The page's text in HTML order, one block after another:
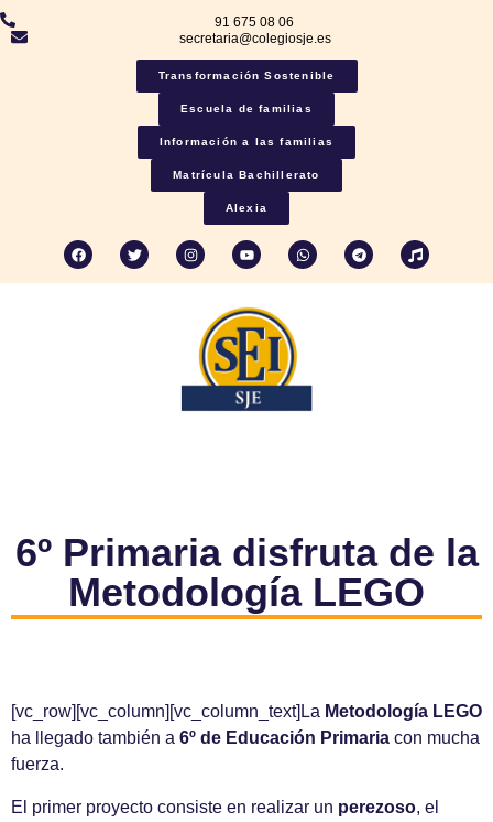
91 675 08 06
secretaria@colegiosje.es
Transformación Sostenible
Escuela de familias
Información a las familias
Matrícula Bachillerato
Alexia
6º Primaria disfruta de la
Metodología LEGO
[vc_row][vc_column][vc_column_text]La Metodología LEGO
ha llegado también a 6º de Educación Primaria con mucha
fuerza.
El primer proyecto consiste en realizar un perezoso, el